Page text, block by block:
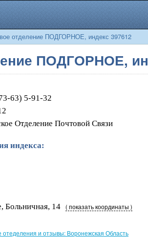
отделение ПОДГОРНОЕ, индекс 397612
ПОДГОРНОЕ,
63) 5-91-32
Отделение Почтовой Связи
индекса:
Больничная, 14 ( показать координаты )
отеделения и отзывы: Воронежская Область